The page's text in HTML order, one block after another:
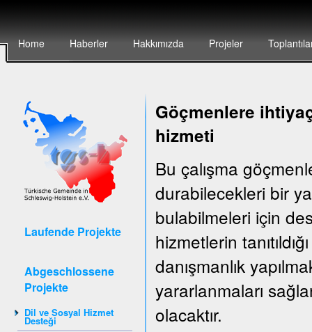
Home Haberler Hakkımızda Projeler
Laufende Projekte
Abgeschlossene
Projekte
Dil ve Sosyal Hizmet
Desteği
Göçmenlere
hizmeti
Bu çalışma
durabilecekleri bir
bulabilmeleri için
hizmetlerin
danışmanlık
yararlanmaları
olacaktır.